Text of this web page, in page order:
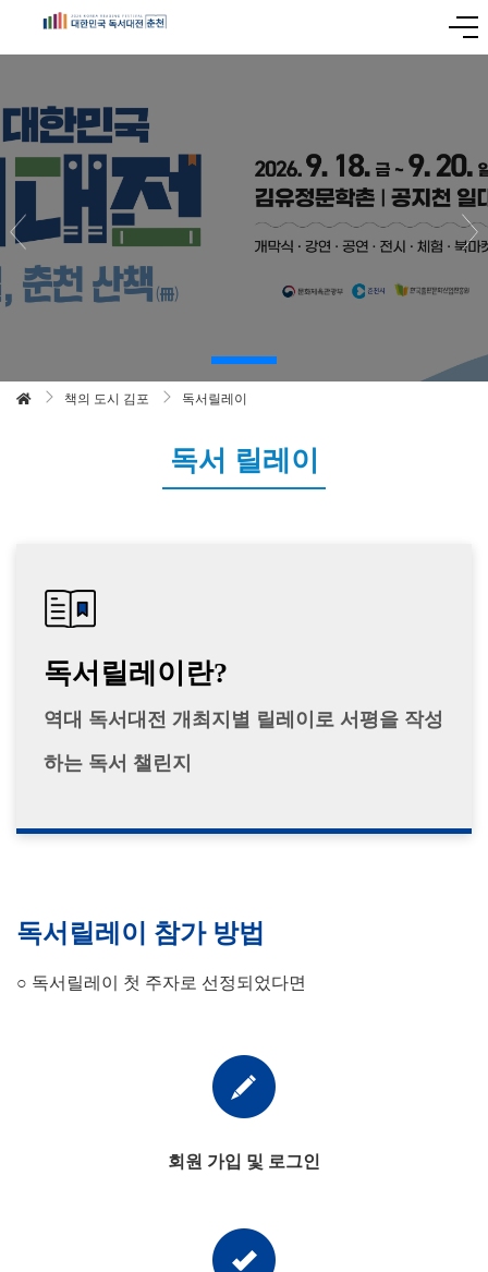
책의 도시 김포 독서릴레이
독서 릴레이
독서릴레이란?
역대 독서대전 개최지별 릴레이로 서평을 작성
하는 독서 챌린지
독서릴레이 참가 방법
○ 독서릴레이 첫 주자로 선정되었다면
회원 가입 및 로그인